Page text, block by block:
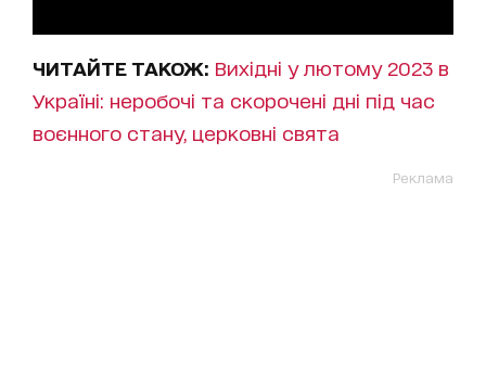
ЧИТАЙТЕ ТАКОЖ: Вихідні у лютому 2023 в
Україні: неробочі та скорочені дні під час
воєнного стану, церковні свята
Реклама